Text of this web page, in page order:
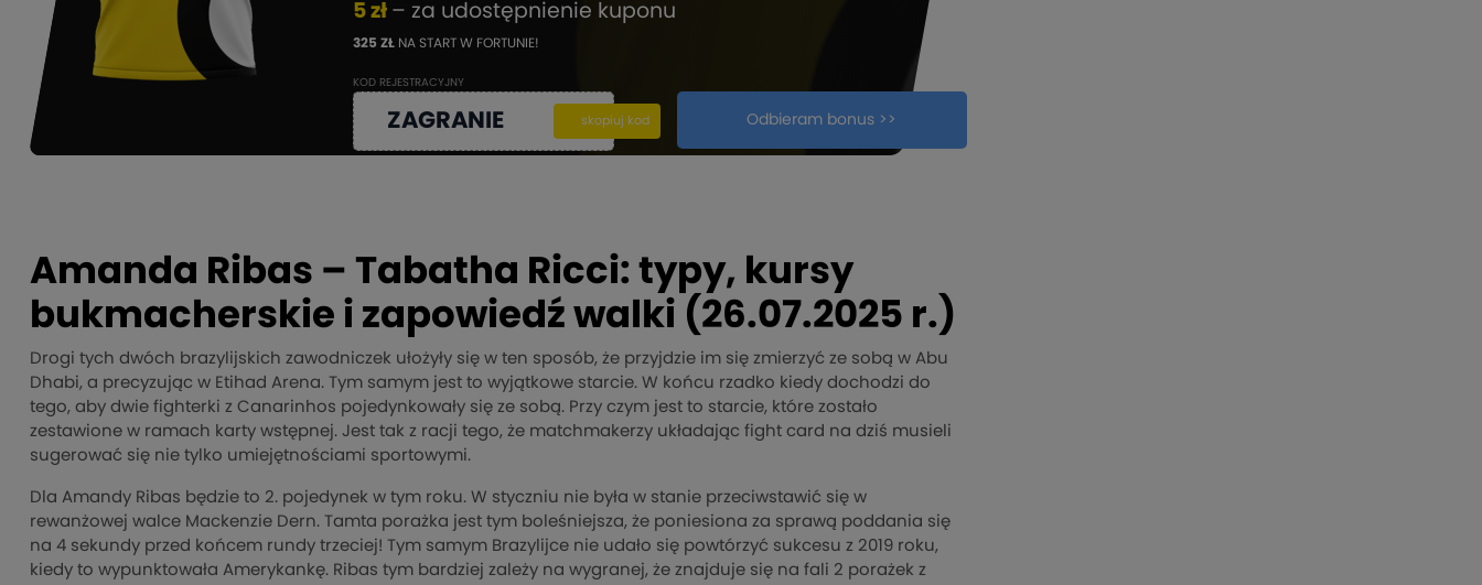
5 zł – za udostępnienie kuponu
325 ZŁ NA START W FORTUNIE!
KOD REJESTRACYJNY
ZAGRANIE kopiuj
skopiuj kod Odbieram bonus >>
Amanda Ribas – Tabatha Ricci: typy, kursy
bukmacherskie i zapowiedź walki (26.07.2025 r.)
Drogi tych dwóch brazylijskich zawodniczek ułożyły się w ten sposób, że przyjdzie im się zmierzyć ze sobą w Abu
Dhabi, a precyzując w Etihad Arena. Tym samym jest to wyjątkowe starcie. W końcu rzadko kiedy dochodzi do
tego, aby dwie fighterki z Canarinhos pojedynkowały się ze sobą. Przy czym jest to starcie, które zostało
zestawione w ramach karty wstępnej. Jest tak z racji tego, że matchmakerzy układając fight card na dziś musieli
sugerować się nie tylko umiejętnościami sportowymi.
Dla Amandy Ribas będzie to 2. pojedynek w tym roku. W styczniu nie była w stanie przeciwstawić się w
rewanżowej walce Mackenzie Dern. Tamta porażka jest tym boleśniejsza, że poniesiona za sprawą poddania się
na 4 sekundy przed końcem rundy trzeciej! Tym samym Brazylijce nie udało się powtórzyć sukcesu z 2019 roku,
kiedy to wypunktowała Amerykankę. Ribas tym bardziej zależy na wygranej, że znajduje się na fali 2 porażek z